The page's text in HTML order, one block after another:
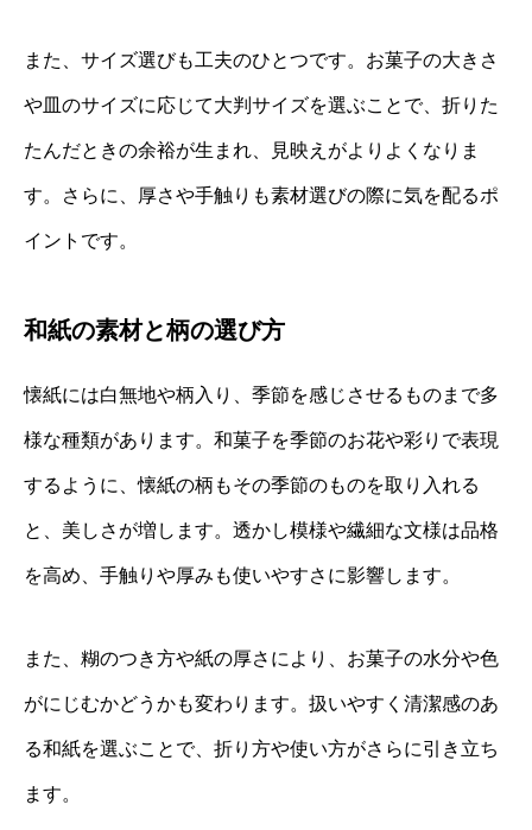
また、サイズ選びも工夫のひとつです。お菓子の大きさ
や皿のサイズに応じて大判サイズを選ぶことで、折りた
たんだときの余裕が生まれ、見映えがよりよくなりま
す。さらに、厚さや手触りも素材選びの際に気を配るポ
イントです。
和紙の素材と柄の選び方
懐紙には白無地や柄入り、季節を感じさせるものまで多
様な種類があります。和菓子を季節のお花や彩りで表現
するように、懐紙の柄もその季節のものを取り入れる
と、美しさが増します。透かし模様や繊細な文様は品格
を高め、手触りや厚みも使いやすさに影響します。
また、糊のつき方や紙の厚さにより、お菓子の水分や色
がにじむかどうかも変わります。扱いやすく清潔感のあ
る和紙を選ぶことで、折り方や使い方がさらに引き立ち
ます。